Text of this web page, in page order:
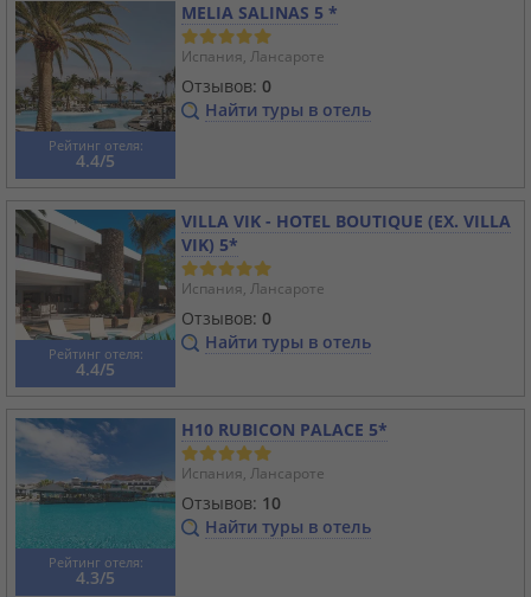
Рейтинг отеля:
4.4/5
MELIA SALINAS 5 *
Испания, Лансароте
Отзывов: 0
Найти туры в отель
Рейтинг отеля:
4.4/5
VILLA VIK - HOTEL BOUTIQUE (EX. VILLA
VIK) 5*
Испания, Лансароте
Отзывов: 0
Найти туры в отель
Рейтинг отеля:
4.3/5
H10 RUBICON PALACE 5*
Испания, Лансароте
Отзывов: 10
Найти туры в отель